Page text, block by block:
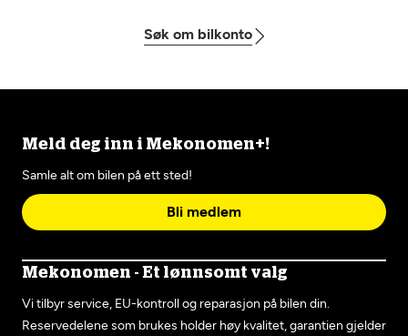
Søk om bilkonto
Meld deg inn i Mekonomen+!
Samle alt om bilen på ett sted!
Bli medlem
Mekonomen - Et lønnsomt valg
Vi tilbyr service, EU-kontroll og reparasjon på bilen din.
Reservedelene som brukes holder høy kvalitet, garantien gjelder